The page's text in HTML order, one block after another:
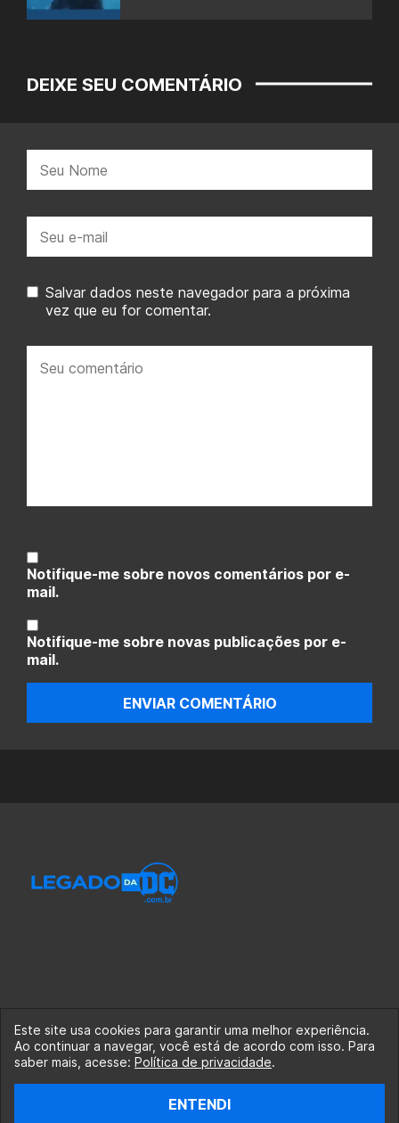
DEIXE SEU COMENTÁRIO
mail:
Salvar dados neste navegador para a próxima
vez que eu for comentar.
comentário:
Notifique-me sobre novos comentários por e-
mail.
Notifique-me sobre novas publicações por e-
mail.
ENVIAR COMENTÁRIO
© 2020-2026 Legado da DC, uma empresa da Legado
Enterprises.
fabiolobo
Este site usa cookies para garantir uma melhor experiência.
Ao continuar a navegar, você está de acordo com isso. Para
saber mais, acesse: Política de privacidade.
ENTENDI